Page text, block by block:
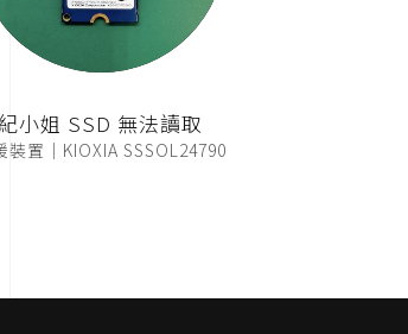
紀小姐 SSD 無法讀取
裝置｜KIOXIA SSSOL24790